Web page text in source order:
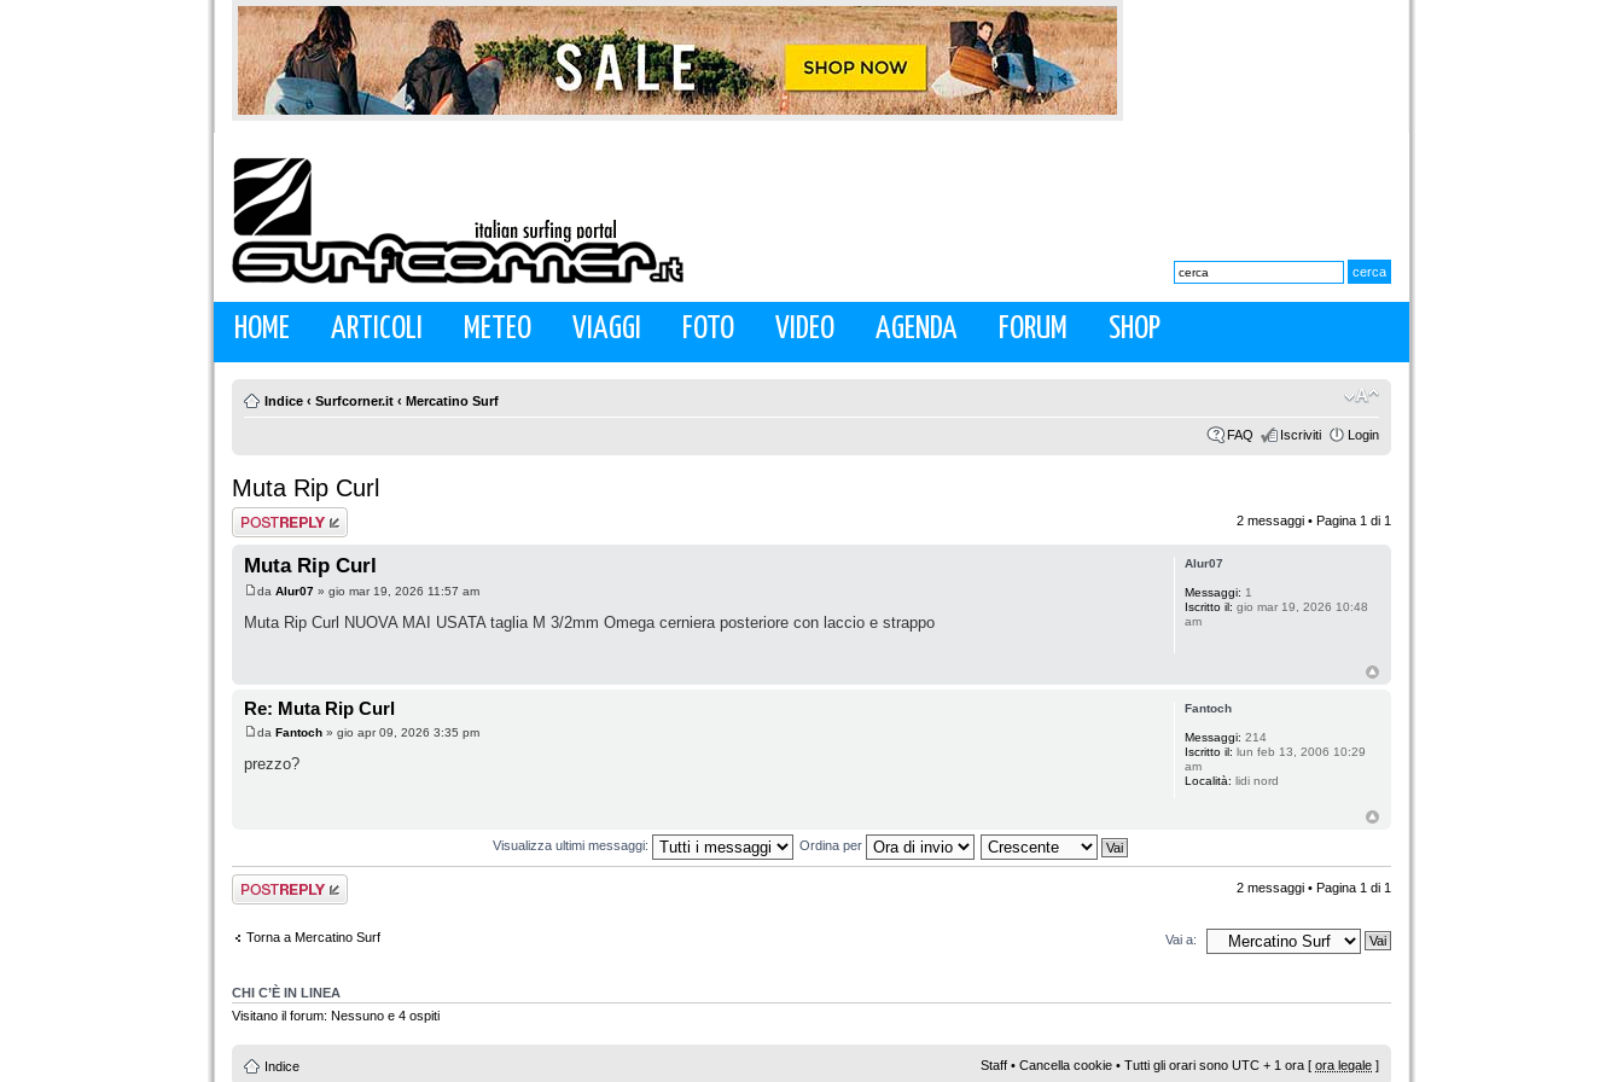
HOME ARTICOLI METEO VIAGGI FOTO VIDEO AGENDA FORUM SHOP
Indice ‹ Surfcorner.it ‹ Mercatino Surf
FAQ Iscriviti Login
Muta Rip Curl
Rispondi al
messaggio
2 messaggi • Pagina 1 di 1
Muta Rip Curl
da Alur07 » gio mar 19, 2026 11:57 am
Muta Rip Curl NUOVA MAI USATA taglia M 3/2mm Omega cerniera posteriore con laccio e strappo
Alur07
Messaggi: 1
Iscritto il: gio mar 19, 2026 10:48
am
Re: Muta Rip Curl
da Fantoch » gio apr 09, 2026 3:35 pm
prezzo?
Fantoch
Messaggi: 214
Iscritto il: lun feb 13, 2006 10:29
am
Località: lidi nord
Visualizza ultimi messaggi: Ordina per
Rispondi al
messaggio
2 messaggi • Pagina 1 di 1
Torna a Mercatino Surf Vai a:
CHI C’È IN LINEA
Visitano il forum: Nessuno e 4 ospiti
Indice Staff • Cancella cookie • Tutti gli orari sono UTC + 1 ora [ ora legale ]